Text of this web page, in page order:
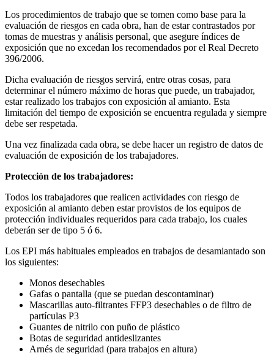
Los procedimientos de trabajo que se tomen como base para la
evaluación de riesgos en cada obra, han de estar contrastados por
tomas de muestras y análisis personal, que asegure índices de
exposición que no excedan los recomendados por el Real Decreto
396/2006.
Dicha evaluación de riesgos servirá, entre otras cosas, para
determinar el número máximo de horas que puede, un trabajador,
estar realizado los trabajos con exposición al amianto. Esta
limitación del tiempo de exposición se encuentra regulada y siempre
debe ser respetada.
Una vez finalizada cada obra, se debe hacer un registro de datos de
evaluación de exposición de los trabajadores.
Protección de los trabajadores:
Todos los trabajadores que realicen actividades con riesgo de
exposición al amianto deben estar provistos de los equipos de
protección individuales requeridos para cada trabajo, los cuales
deberán ser de tipo 5 ó 6.
Los EPI más habituales empleados en trabajos de desamiantado son
los siguientes:
Monos desechables
Gafas o pantalla (que se puedan descontaminar)
Mascarillas auto-filtrantes FFP3 desechables o de filtro de
partículas P3
Guantes de nitrilo con puño de plástico
Botas de seguridad antideslizantes
Arnés de seguridad (para trabajos en altura)